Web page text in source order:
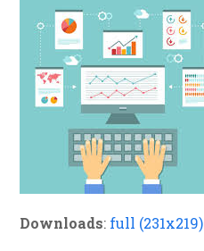
Downloads: full (231x219)